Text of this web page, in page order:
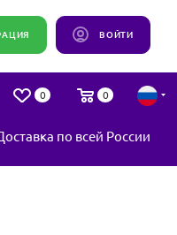
ВОЙТИ
0 0
по всей России